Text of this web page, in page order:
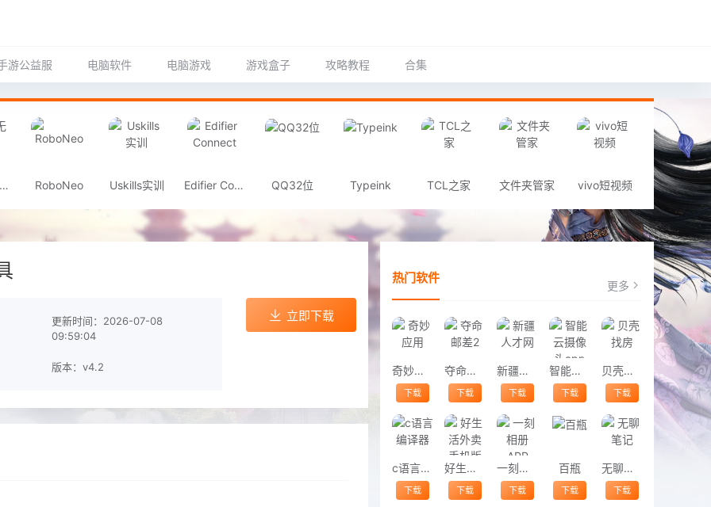
游公益服 电脑软件 电脑游戏 游戏盒子 攻略教程 合集
无印良品 RoboNeo Uskills实训 Edifier Connect QQ32位 Typeink TCL之家 文件夹管家 vivo短视频
更新时间：2026-07-08
09:59:04
版本：v4.2
立即下载
热门软件 更多
奇妙应用
下载
夺命邮差2
下载
新疆人才网
下载
智能云摄像头app
下载
贝壳找房
下载
c语言编译器
下载
好生活外卖手机版
下载
一刻相册APP
下载
百瓶
下载
无聊笔记
下载